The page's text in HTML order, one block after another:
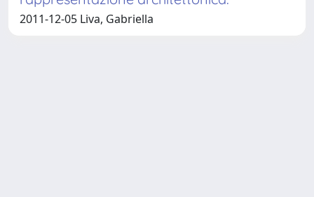
2011-12-05 Liva, Gabriella